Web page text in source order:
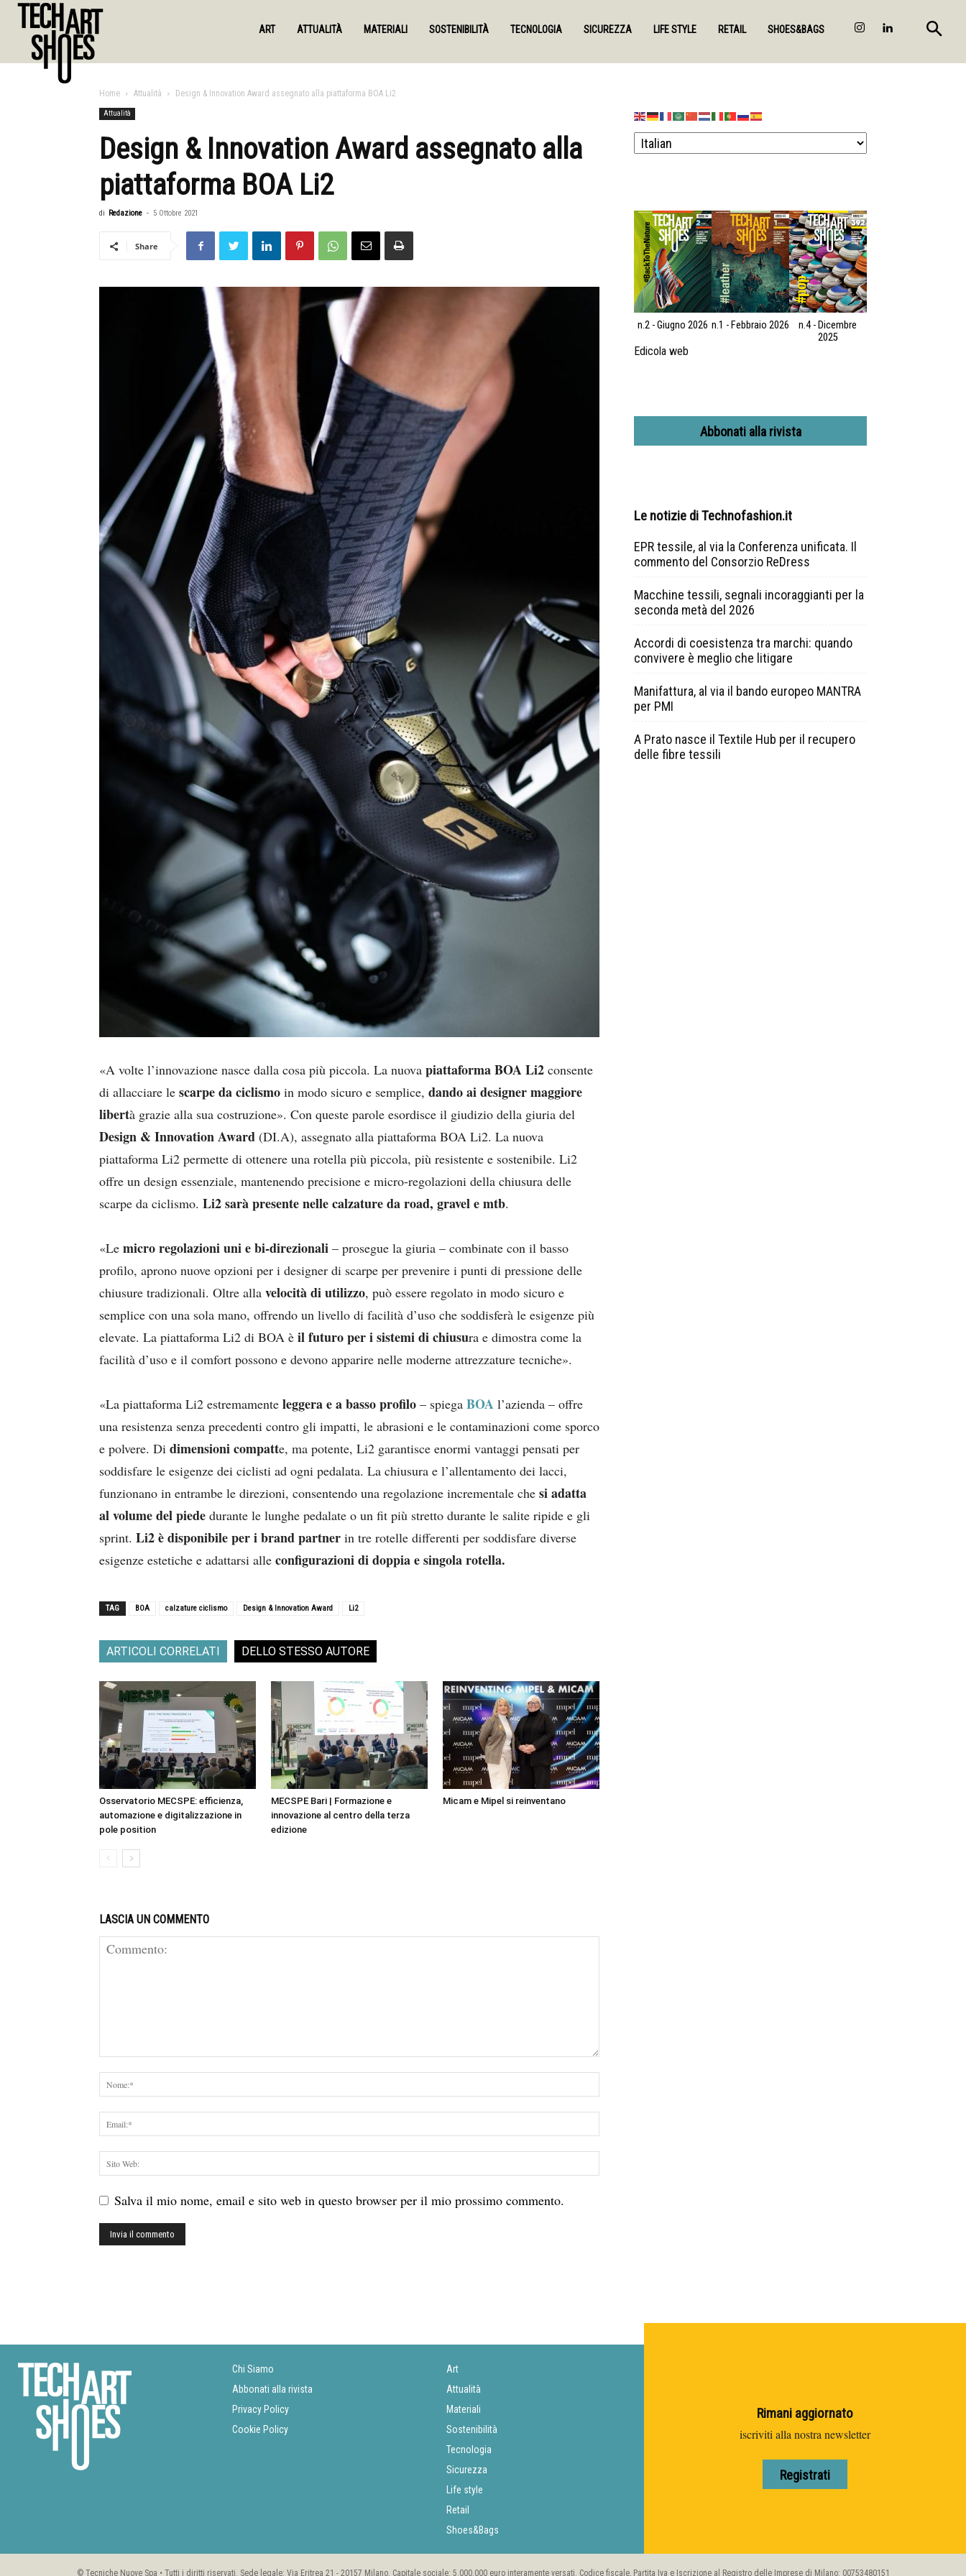
ART ATTUALITÀ MATERIALI SOSTENIBILITÀ TECNOLOGIA SICUREZZA LIFE STYLE RETAIL SHOES&BAGS
Home Attualità Design & Innovation Award assegnato alla piattaforma BOA Li2
Attualità
Design & Innovation Award assegnato alla
piattaforma BOA Li2
di Redazione - 5 Ottobre 2021
Share
«A volte l’innovazione nasce dalla cosa più piccola. La nuova piattaforma BOA Li2 consente
di allacciare le scarpe da ciclismo in modo sicuro e semplice, dando ai designer maggiore
libertà grazie alla sua costruzione». Con queste parole esordisce il giudizio della giuria del
Design & Innovation Award (DI.A), assegnato alla piattaforma BOA Li2. La nuova
piattaforma Li2 permette di ottenere una rotella più piccola, più resistente e sostenibile. Li2
offre un design essenziale, mantenendo precisione e micro-regolazioni della chiusura delle
scarpe da ciclismo. Li2 sarà presente nelle calzature da road, gravel e mtb.
«Le micro regolazioni uni e bi-direzionali – prosegue la giuria – combinate con il basso
profilo, aprono nuove opzioni per i designer di scarpe per prevenire i punti di pressione delle
chiusure tradizionali. Oltre alla velocità di utilizzo, può essere regolato in modo sicuro e
semplice con una sola mano, offrendo un livello di facilità d’uso che soddisferà le esigenze più
elevate. La piattaforma Li2 di BOA è il futuro per i sistemi di chiusura e dimostra come la
facilità d’uso e il comfort possono e devono apparire nelle moderne attrezzature tecniche».
«La piattaforma Li2 estremamente leggera e a basso profilo – spiega BOA l’azienda – offre
una resistenza senza precedenti contro gli impatti, le abrasioni e le contaminazioni come sporco
e polvere. Di dimensioni compatte, ma potente, Li2 garantisce enormi vantaggi pensati per
soddisfare le esigenze dei ciclisti ad ogni pedalata. La chiusura e l’allentamento dei lacci,
funzionano in entrambe le direzioni, consentendo una regolazione incrementale che si adatta
al volume del piede durante le lunghe pedalate o un fit più stretto durante le salite ripide e gli
sprint. Li2 è disponibile per i brand partner in tre rotelle differenti per soddisfare diverse
esigenze estetiche e adattarsi alle configurazioni di doppia e singola rotella.
TAG BOA calzature ciclismo Design & Innovation Award Li2
ARTICOLI CORRELATI DELLO STESSO AUTORE
Osservatorio MECSPE: efficienza,
automazione e digitalizzazione in
pole position
MECSPE Bari | Formazione e
innovazione al centro della terza
edizione
Micam e Mipel si reinventano
LASCIA UN COMMENTO
Salva il mio nome, email e sito web in questo browser per il mio prossimo commento.
n.2 - Giugno 2026 n.1 - Febbraio 2026
n.4 - Dicembre
2025
Edicola web
Abbonati alla rivista
Le notizie di Technofashion.it
EPR tessile, al via la Conferenza unificata. Il
commento del Consorzio ReDress
Macchine tessili, segnali incoraggianti per la
seconda metà del 2026
Accordi di coesistenza tra marchi: quando
convivere è meglio che litigare
Manifattura, al via il bando europeo MANTRA
per PMI
A Prato nasce il Textile Hub per il recupero
delle fibre tessili
Chi Siamo
Abbonati alla rivista
Privacy Policy
Cookie Policy
Art
Attualità
Materiali
Sostenibilità
Tecnologia
Sicurezza
Life style
Retail
Shoes&Bags
Rimani aggiornato
iscriviti alla nostra newsletter
Registrati
© Tecniche Nuove Spa • Tutti i diritti riservati. Sede legale: Via Eritrea 21 - 20157 Milano. Capitale sociale: 5.000.000 euro interamente versati. Codice fiscale, Partita Iva e Iscrizione al Registro delle Imprese di Milano: 00753480151